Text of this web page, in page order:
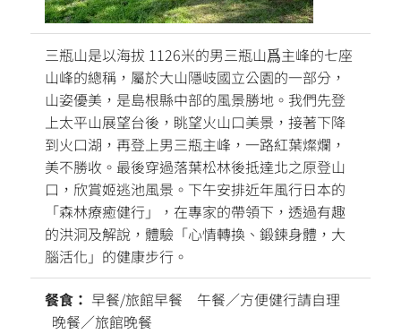
三瓶山是以海拔 1126米的男三瓶山爲主峰的七座
山峰的總稱，屬於大山隱岐國立公園的一部分，
山姿優美，是島根縣中部的風景勝地。我們先登
上太平山展望台後，眺望火山口美景，接著下降
到火口湖，再登上男三瓶主峰，一路紅葉燦爛，
美不勝收。最後穿過落葉松林後抵達北之原登山
口，欣賞姬逃池風景。下午安排近年風行日本的
「森林療癒健行」，在專家的帶領下，透過有趣
的洪洞及解說，體驗「心情轉換、鍛鍊身體，大
腦活化」的健康步行。
餐食： 早餐/旅館早餐 午餐／方便健行請自理
晚餐／旅館晚餐